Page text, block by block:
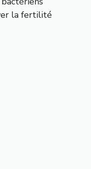
la fertilité